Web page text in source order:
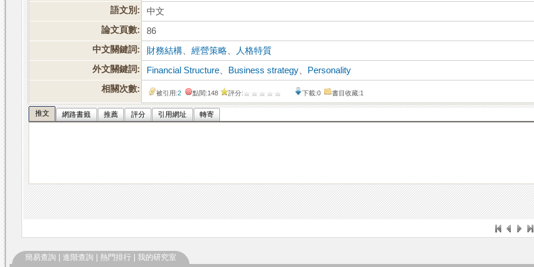
語文別:
中文
論文頁數:
86
中文關鍵詞:
財務結構 、經營策略
人格特質
外文關鍵詞:
Financial Structure Business strategy
Personality
相關次數:
被引用:2 點閱:148 評分: 下載:0 書目收藏:1
推文 網路書籤 推薦 評分 引用網址 轉寄
簡易查詢 進階查詢 熱門排行 我的研究室